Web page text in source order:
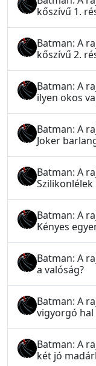
kőszívű 1.
Batman: A
kőszívű 2.
Batman: A
ilyen okos
Batman: A
Joker
Batman: A
Szilikonlélek
Batman: A
Kényes
Batman: A
a valóság?
Batman: A
vigyorgó hal
Batman: A
két jó